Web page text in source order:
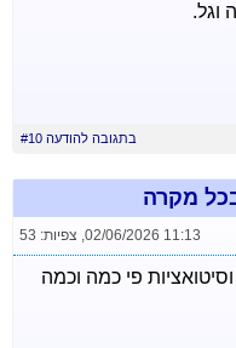
וגל.
בתגובה להודעה #10
מקרה
02/06/2026 11:13
, צפיות: 53
פי כמה וכמה